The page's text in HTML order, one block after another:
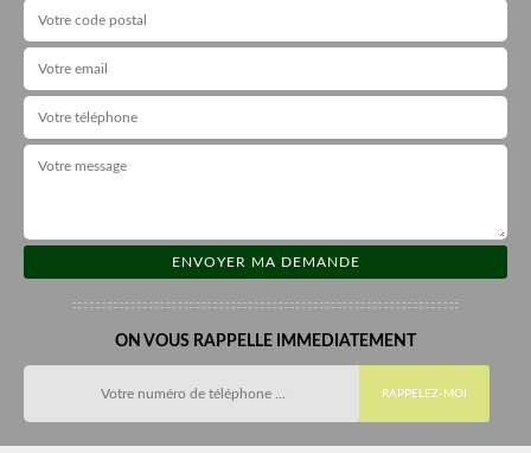
ON VOUS RAPPELLE IMMEDIATEMENT